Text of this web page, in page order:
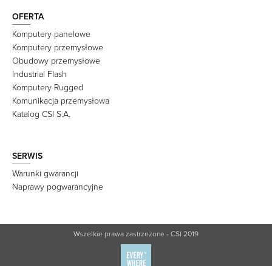
OFERTA
Komputery panelowe
Komputery przemysłowe
Obudowy przemysłowe
Industrial Flash
Komputery Rugged
Komunikacja przemysłowa
Katalog CSI S.A.
SERWIS
Warunki gwarancji
Naprawy pogwarancyjne
Wszelkie prawa zastrzeżone - CSI 2019